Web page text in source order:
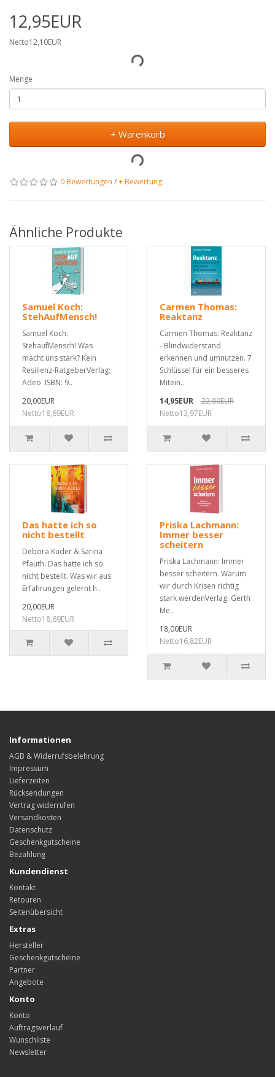
12,95EUR
Netto12,10EUR
Menge
+ Warenkorb
0 Bewertungen /+ Bewertung
Ähnliche Produkte
Samuel Koch:
StehAufMensch!
Samuel Koch:
StehaufMensch! Was
macht uns stark? Kein
Resilienz-RatgeberVerlag:
Adeo ISBN: 9..
20,00EUR
Netto18,69EUR
Carmen Thomas:
Reaktanz
Carmen Thomas: Reaktanz
- Blindwiderstand
erkennen und umnutzen. 7
Schlüssel für ein besseres
Mitein..
14,95EUR
22,00EUR
Netto13,97EUR
Das hatte ich so
nicht bestellt
Debora Kuder & Sarina
Pfauth: Das hatte ich so
nicht bestellt. Was wir aus
Erfahrungen gelernt h..
20,00EUR
Netto18,69EUR
Priska Lachmann:
Immer besser
scheitern
Priska Lachmann: Immer
besser scheitern. Warum
wir durch Krisen richtig
stark werdenVerlag: Gerth
Me..
18,00EUR
Netto16,82EUR
Informationen
AGB & Widerrufsbelehrung
Impressum
Lieferzeiten
Rücksendungen
Vertrag widerrufen
Versandkosten
Datenschutz
Geschenkgutscheine
Bezahlung
Kundendienst
Kontakt
Retouren
Seitenübersicht
Extras
Hersteller
Geschenkgutscheine
Partner
Angebote
Konto
Konto
Auftragsverlauf
Wunschliste
Newsletter